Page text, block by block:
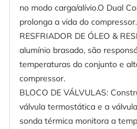
no modo carga/alívio.O Dual
prolonga a vida do compressor.
RESFRIADOR DE ÓLEO &
alumínio brasado, são
temperaturas do conjunto e
compressor.
BLOCO DE VÁLVULAS:
válvula termostática e a
sonda térmica monitora a